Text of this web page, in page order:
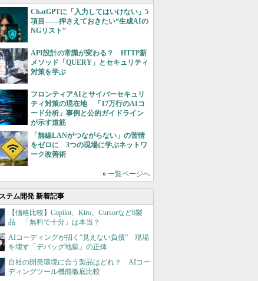
ChatGPTに「入力してはいけない」5
項目――押さえておきたい“生成AIの
NGリスト”
API設計の常識が変わる？ HTTP新
メソッド「QUERY」とセキュリティ
対策を学ぶ
フロンティアAIとサイバーセキュリ
ティ対策の現在地 「17万行のAIコ
ード分析」事例と公的ガイドライン
が示す道筋
「無線LANがつながらない」の苦情
をゼロに 3つの現場に学ぶネットワ
ーク改善術
» 一覧ページへ
テム開発 新着記事
【価格比較】Copilot、Kiro、Cursorなど6製
品 「無料で十分」は本当？
AIコーディングが招く“見えない負債” 現場
を壊す「デバッグ地獄」の正体
自社の開発環境に合う製品はどれ？ AIコー
ディングツール機能徹底比較